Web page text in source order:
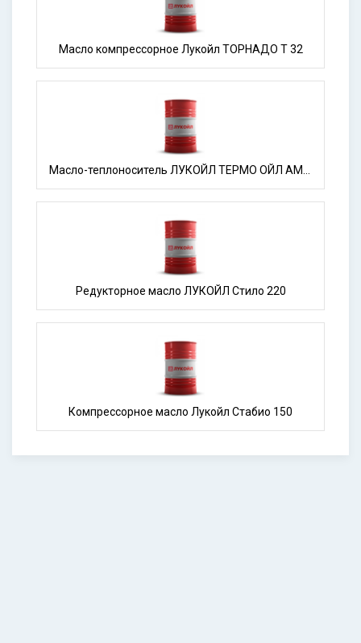
Масло компрессорное Лукойл ТОРНАДО Т 32
Редукторное масло ЛУКОЙЛ Стило 220
Компрессорное масло Лукойл Стабио 150